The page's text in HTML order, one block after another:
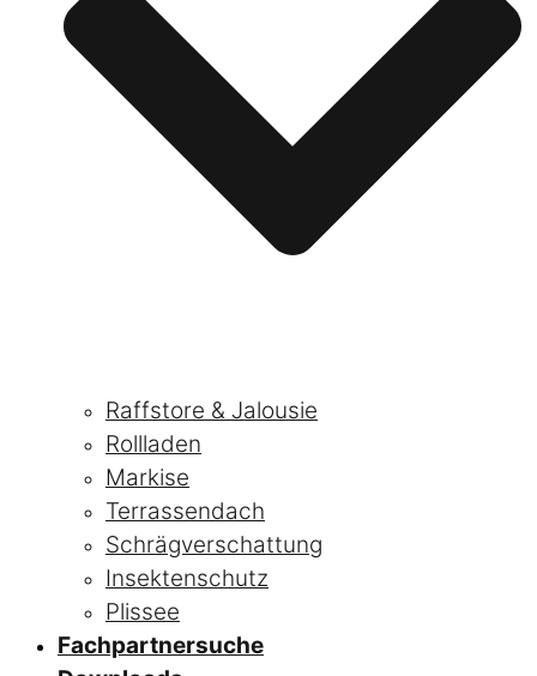
Raffstore & Jalousie
Rollladen
Markise
Terrassendach
Schrägverschattung
Insektenschutz
Plissee
Fachpartnersuche